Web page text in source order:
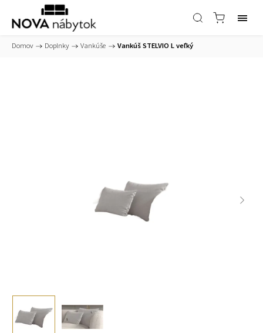
Domov / Doplnky / Vankúše / Vankúš STELVIO L veľký